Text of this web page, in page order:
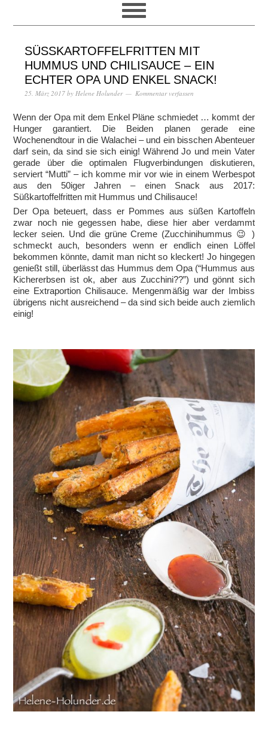
SÜSSKARTOFFELFRITTEN MIT H
UMMUS UND CHILISAUCE – EIN E
CHTER OPA UND ENKEL SNACK!
25. März 2017by Helene Holunder Kommentar verfassen
Wenn der Opa mit dem Enkel Pläne schmiedet … kommt der
Hunger garantiert. Die Beiden planen gerade eine
Wochenendtour in die Walachei – und ein bisschen Abenteuer
darf sein, da sind sie sich einig! Während Jo und mein Vater
gerade über die optimalen Flugverbindungen diskutieren,
serviert “Mutti” – ich komme mir vor wie in einem Werbespot
aus den 50iger Jahren – einen Snack aus 2017:
Süßkartoffelfritten mit Hummus und Chilisauce!
Der Opa beteuert, dass er Pommes aus süßen Kartoffeln
zwar noch nie gegessen habe, diese hier aber verdammt
lecker seien. Und die grüne Creme (Zucchinihummus 😉 )
schmeckt auch, besonders wenn er endlich einen Löffel
bekommen könnte, damit man nicht so kleckert! Jo hingegen
genießt still, überlässt das Hummus dem Opa (“Hummus aus
Kichererbsen ist ok, aber aus Zucchini??”) und gönnt sich
eine Extraportion Chilisauce. Mengenmäßig war der Imbiss
übrigens nicht ausreichend – da sind sich beide auch ziemlich
einig!